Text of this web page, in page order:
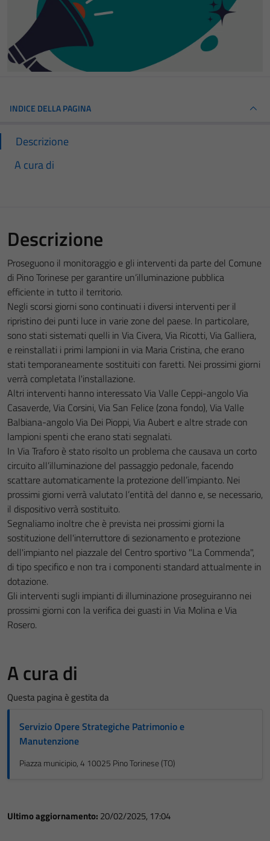
INDICE DELLA PAGINA
Descrizione
A cura di
Descrizione
Proseguono il monitoraggio e gli interventi da parte del Comune
di Pino Torinese per garantire un’illuminazione pubblica
efficiente in tutto il territorio.
Negli scorsi giorni sono continuati i diversi interventi per il
ripristino dei punti luce in varie zone del paese. In particolare,
sono stati sistemati quelli in Via Civera, Via Ricotti, Via Galliera,
e reinstallati i primi lampioni in via Maria Cristina, che erano
stati temporaneamente sostituiti con faretti. Nei prossimi giorni
verrà completata l'installazione.
Altri interventi hanno interessato Via Valle Ceppi-angolo Via
Casaverde, Via Corsini, Via San Felice (zona fondo), Via Valle
Balbiana-angolo Via Dei Pioppi, Via Aubert e altre strade con
lampioni spenti che erano stati segnalati.
In Via Traforo è stato risolto un problema che causava un corto
circuito all’illuminazione del passaggio pedonale, facendo
scattare automaticamente la protezione dell’impianto. Nei
prossimi giorni verrà valutato l’entità del danno e, se necessario,
il dispositivo verrà sostituito.
Segnaliamo inoltre che è prevista nei prossimi giorni la
sostituzione dell'interruttore di sezionamento e protezione
dell'impianto nel piazzale del Centro sportivo "La Commenda",
di tipo specifico e non tra i componenti standard attualmente in
dotazione.
Gli interventi sugli impianti di illuminazione proseguiranno nei
prossimi giorni con la verifica dei guasti in Via Molina e Via
Rosero.
A cura di
Questa pagina è gestita da
Servizio Opere Strategiche Patrimonio e
Manutenzione
Piazza municipio, 4 10025 Pino Torinese (TO)
Ultimo aggiornamento: 20/02/2025, 17:04